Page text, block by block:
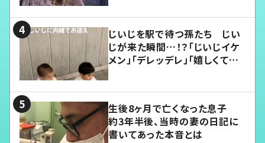
じいじを駅で待つ孫たち じい
じが来た瞬間…！？「じいじイケ
メン」「デレッデレ」「嬉しくて可
生後8ヶ月で亡くなった息子
約3年半後、当時の妻の日記に
書いてあった本音とは